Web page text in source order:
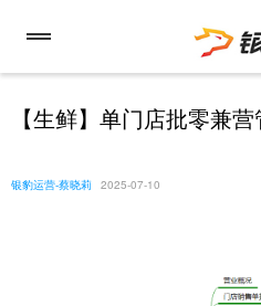
【生鲜】单门店批零兼
银豹运营-蔡晓莉 2025-07-10